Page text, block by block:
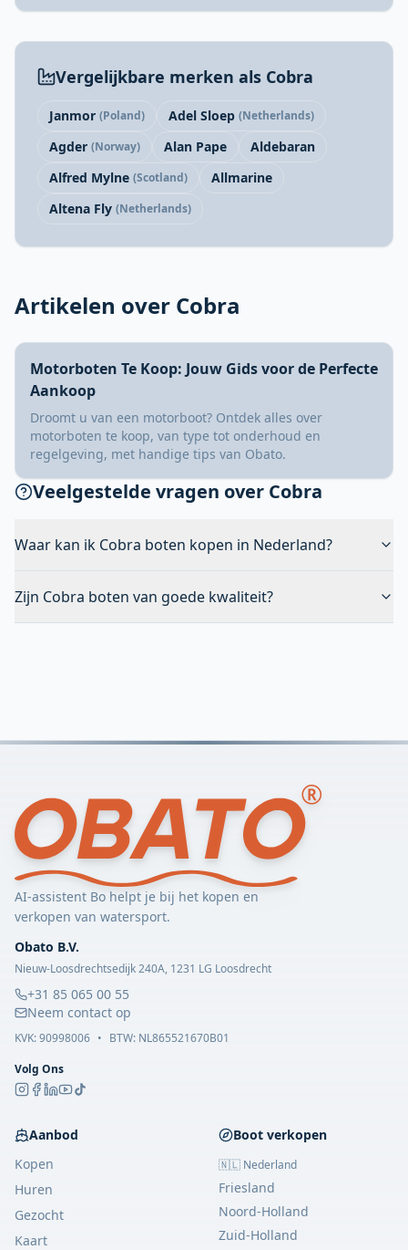
Vergelijkbare merken als Cobra
Janmor (Poland) Adel Sloep (Netherlands)
Agder (Norway) Alan Pape
Aldebaran
Alfred Mylne (Scotland)
Allmarine
Altena Fly (Netherlands)
Artikelen over Cobra
Motorboten Te Koop: Jouw Gids voor de Perfecte
Aankoop
Droomt u van een motorboot? Ontdek alles over
motorboten te koop, van type tot onderhoud en
regelgeving, met handige tips van Obato.
Veelgestelde vragen over Cobra
Waar kan ik Cobra boten kopen in Nederland?
Zijn Cobra boten van goede kwaliteit?
AI-assistent Bo helpt je bij het kopen en
verkopen van watersport.
Obato B.V.
Nieuw-Loosdrechtsedijk 240A, 1231 LG Loosdrecht
+31 85 065 00 55
Neem contact op
KVK:90998006 • BTW: NL865521670B01
Volg Ons
Aanbod
Kopen
Huren
Gezocht
Kaart
Boot verkopen
🇳🇱 Nederland
Friesland
Noord-Holland
Zuid-Holland